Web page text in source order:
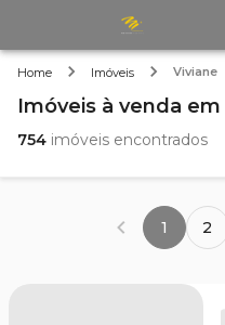
Home Imóveis Viviane
Imóveis à venda em
754 imóveis encontrados
1 2